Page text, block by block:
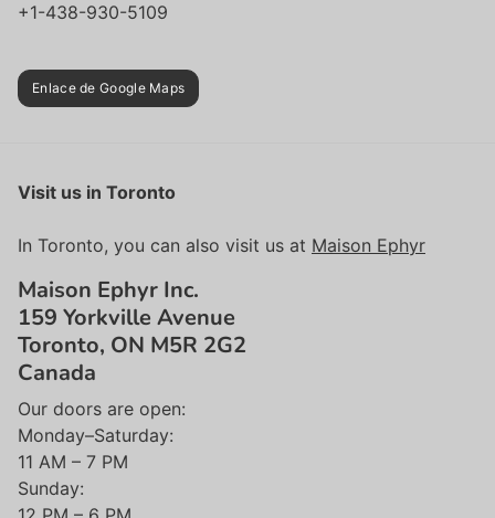
+1-438-930-5109
Enlace de Google Maps
Visit us in Toronto
In Toronto, you can also visit us at Maison Ephyr
Maison Ephyr Inc.
159 Yorkville Avenue
Toronto, ON M5R 2G2
Canada
Our doors are open:
Monday–Saturday:
11 AM – 7 PM
Sunday: